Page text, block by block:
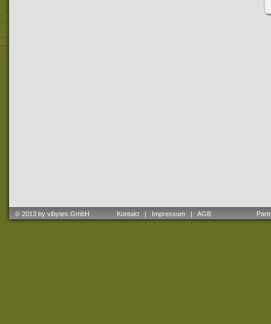
© 2013 by vibytes GmbH Kontakt | Impressum | AGB